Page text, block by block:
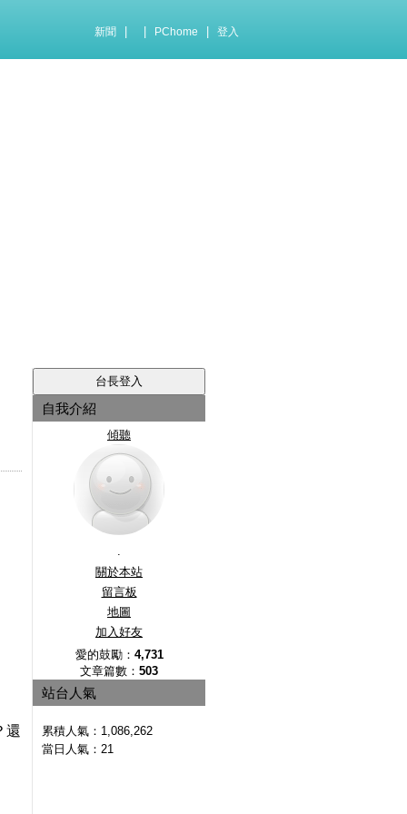
新聞 PChome 登入
還
自我介紹
傾聽
.
關於本站
留言板
地圖
加入好友
愛的鼓勵： 4,731
文章篇數： 503
站台人氣
累積人氣： 1,086,262
當日人氣： 21